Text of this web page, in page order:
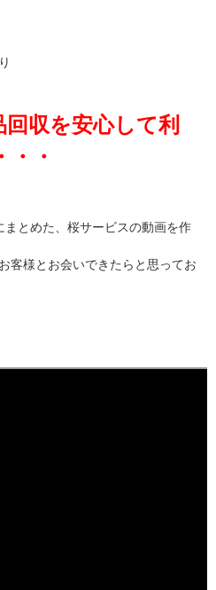
収を安心して利
・・
とめた、桜サービスの動画を作
客様とお会いできたらと思ってお